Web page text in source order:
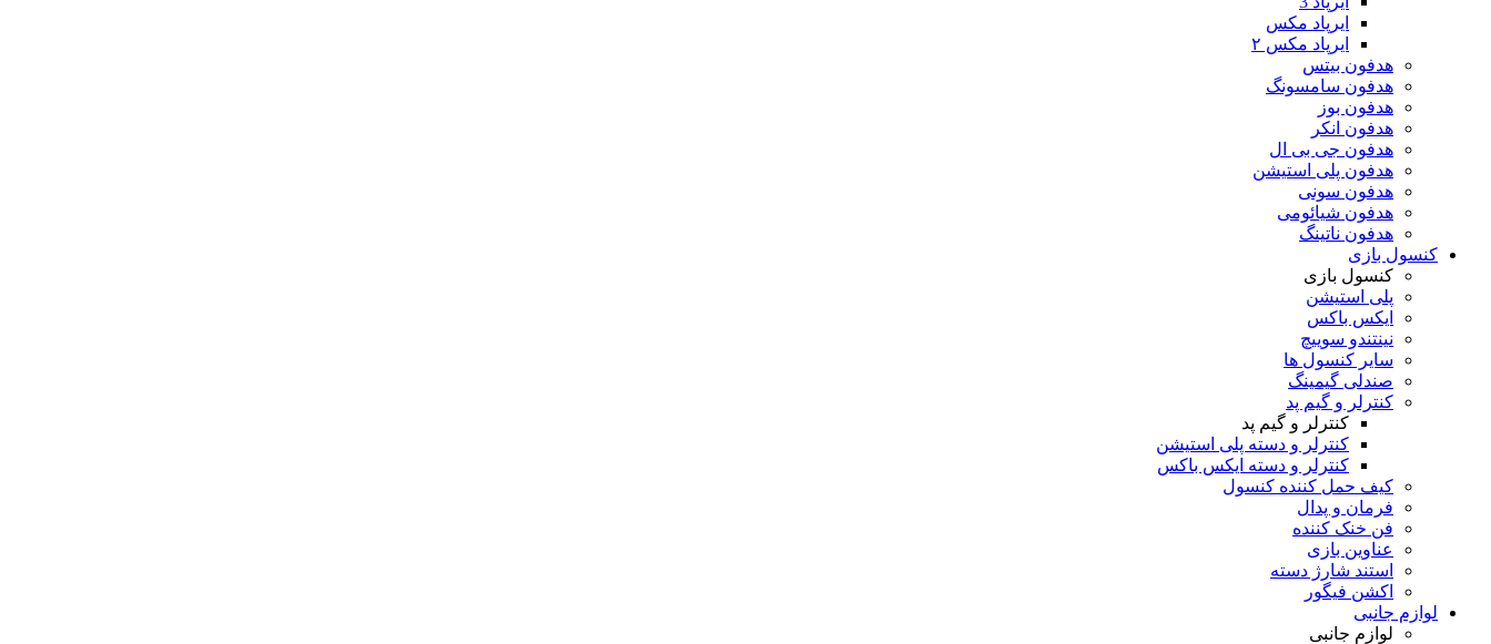
ایرپاد مکس
ایرپاد مکس ۲
هدفون بیتس
هدفون سامسونگ
هدفون بوز
هدفون انکر
هدفون جی بی ال
هدفون پلی استیشن
هدفون سونی
هدفون شیائومی
هدفون ناتینگ
کنسول بازی
کنسول بازی
پلی استیشن
ایکس باکس
نینتندو سوییچ
سایر کنسول ها
صندلی گیمینگ
کنترلر و گیم پد
کنترلر و گیم پد
کنترلر و دسته پلی استیشن
کنترلر و دسته ایکس باکس
کیف حمل کننده کنسول
فرمان و پدال
فن خنک کننده
عناوین بازی
استند شارژ دسته
اکشن فیگور
لوازم جانبی
لوازم جانبی